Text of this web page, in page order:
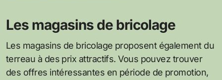
Les magasins de bricolage
Les magasins de bricolage proposent également du
terreau à des prix attractifs. Vous pouvez trouver
des offres intéressantes en période de promotion,